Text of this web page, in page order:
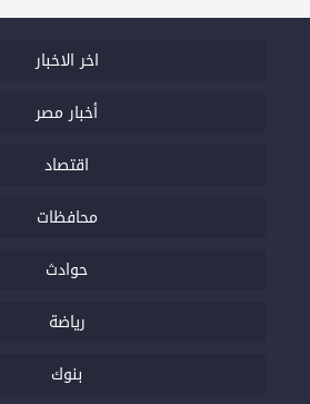
اخر الاخبار
أخبار مصر
اقتصاد
محافظات
حوادث
رياضة
بنوك